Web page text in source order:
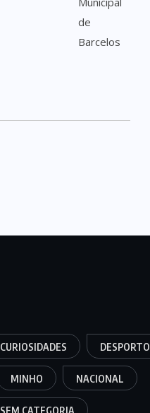
CURIOSIDADES DESPORTO
MINHO NACIONAL
SEM CATEGORIA